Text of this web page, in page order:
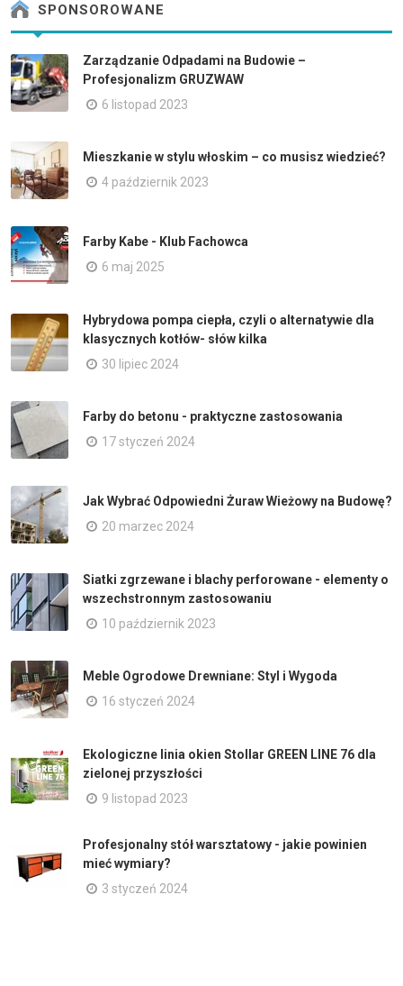
SPONSOROWANE
Zarządzanie Odpadami na Budowie –
Profesjonalizm GRUZWAW
6 listopad 2023
Mieszkanie w stylu włoskim – co musisz wiedzieć?
4 październik 2023
Farby Kabe - Klub Fachowca
6 maj 2025
Hybrydowa pompa ciepła, czyli o alternatywie dla
klasycznych kotłów- słów kilka
30 lipiec 2024
Farby do betonu - praktyczne zastosowania
17 styczeń 2024
Jak Wybrać Odpowiedni Żuraw Wieżowy na Budowę?
20 marzec 2024
Siatki zgrzewane i blachy perforowane - elementy o
wszechstronnym zastosowaniu
10 październik 2023
Meble Ogrodowe Drewniane: Styl i Wygoda
16 styczeń 2024
Ekologiczne linia okien Stollar GREEN LINE 76 dla
zielonej przyszłości
9 listopad 2023
Profesjonalny stół warsztatowy - jakie powinien
mieć wymiary?
3 styczeń 2024